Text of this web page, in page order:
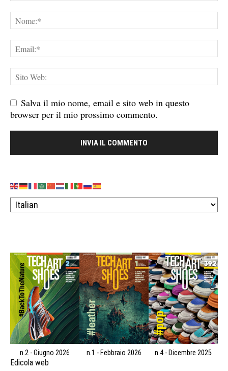
Salva il mio nome, email e sito web in questo
browser per il mio prossimo commento.
n.2 - Giugno 2026 n.1 - Febbraio 2026 n.4 - Dicembre 2025
Edicola web